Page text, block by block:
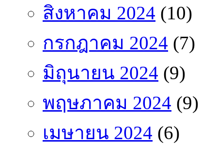
สิงหาคม 2024 (10)
กรกฎาคม 2024 (7)
มิถุนายน 2024 (9)
พฤษภาคม 2024 (9)
เมษายน 2024 (6)